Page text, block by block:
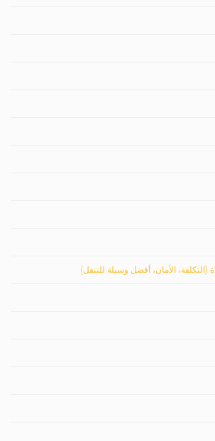
(التكلفة، الأمان، أفضل وسيلة للتنقل)